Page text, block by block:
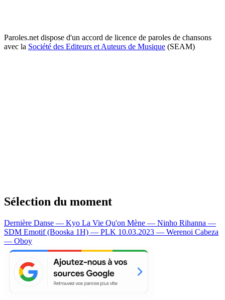
Paroles.net dispose d'un accord de licence de paroles de chansons
avec la Société des Editeurs et Auteurs de Musique (SEAM)
Sélection du moment
Dernière Danse — Kyo La Vie Qu'on Mène — Ninho Rihanna —
SDM Emotif (Booska 1H) — PLK 10.03.2023 — Werenoi Cabeza
— Oboy